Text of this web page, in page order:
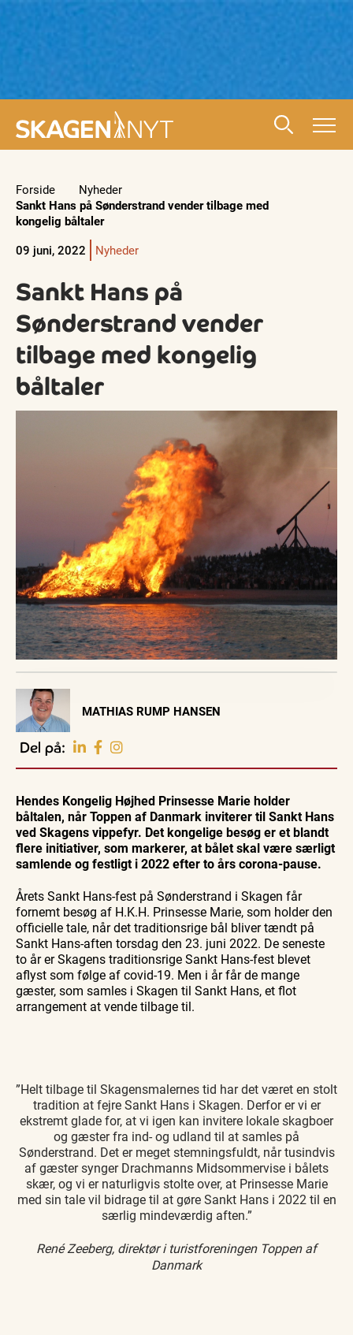
Forside
Nyheder
Sankt Hans på Sønderstrand vender tilbage med
kongelig båltaler
09 juni, 2022
Nyheder
Sankt Hans på
Sønderstrand vender
tilbage med kongelig
båltaler
Visit Vendsyssel
EVENTKALENDER
Oplev events i
Vendsyssel
natur og lokale events.
Se events
på
Naturhistorisk
Museum
6. aug.
med
Bedford
bussen
fra 1937
6. aug.6. aug.
MATHIAS RUMP HANSEN
Del på:
Hendes Kongelig Højhed Prinsesse Marie holder
båltalen, når Toppen af Danmark inviterer til Sankt Hans
ved Skagens vippefyr. Det kongelige besøg er et blandt
flere initiativer, som markerer, at bålet skal være særligt
samlende og festligt i 2022 efter to års corona-pause.
Årets Sankt Hans-fest på Sønderstrand i Skagen får
fornemt besøg af H.K.H. Prinsesse Marie, som holder den
officielle tale, når det traditionsrige bål bliver tændt på
Sankt Hans-aften torsdag den 23. juni 2022. De seneste
to år er Skagens traditionsrige Sankt Hans-fest blevet
aflyst som følge af covid-19. Men i år får de mange
gæster, som samles i Skagen til Sankt Hans, et flot
arrangement at vende tilbage til.
”Helt tilbage til Skagensmalernes tid har det været en stolt
tradition at fejre Sankt Hans i Skagen. Derfor er vi er
ekstremt glade for, at vi igen kan invitere lokale skagboer
og gæster fra ind- og udland til at samles på
Sønderstrand. Det er meget stemningsfuldt, når tusindvis
af gæster synger Drachmanns Midsommervise i bålets
skær, og vi er naturligvis stolte over, at Prinsesse Marie
med sin tale vil bidrage til at gøre Sankt Hans i 2022 til en
særlig mindeværdig aften.”
René Zeeberg, direktør i turistforeningen Toppen af
Danmark